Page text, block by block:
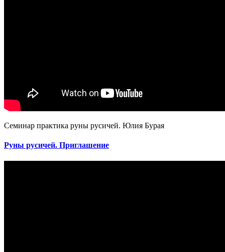
Семинар практика руны русичей. Юлия Бурая
Руны русичей. Приглашение